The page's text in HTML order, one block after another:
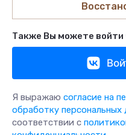
Также Вы можете войти
Я выражаю согласие на
обработку персональных
соответствии с